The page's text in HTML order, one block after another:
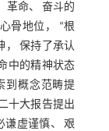
革命、 奋斗的
骨地位， “根
， 保持了承认
中的精神状态
到概念范畴提
十大报告提出
谦虚谨慎、 艰